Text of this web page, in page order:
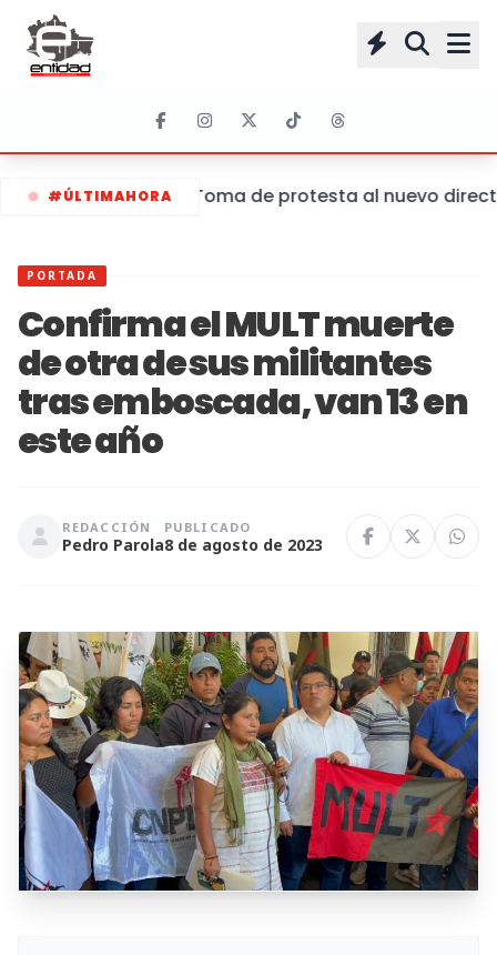
#ÚLTIMAHORA Toma de protesta al nuevo
PORTADA
Confirma el MULT muerte
de otra de sus militantes
tras emboscada, van 13 en
este año
REDACCIÓN
Pedro Parola
PUBLICADO
8 de agosto de 2023